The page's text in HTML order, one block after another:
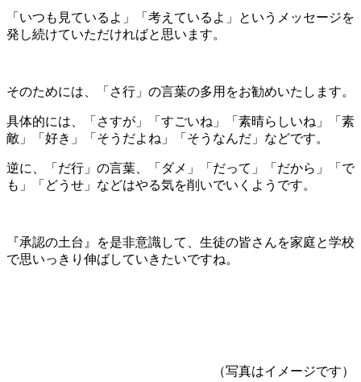
「いつも見ているよ」「考えているよ」というメッセージを
発し続けていただければと思います。
そのためには、「さ行」の言葉の多用をお勧めいたします。
具体的には、「さすが」「すごいね」「素晴らしいね」「素
敵」「好き」「そうだよね」「そうなんだ」などです。
逆に、「だ行」の言葉、「ダメ」「だって」「だから」「で
も」「どうせ」などはやる気を削いでいくようです。
『承認の土台』を是非意識して、生徒の皆さんを家庭と学校
で思いっきり伸ばしていきたいですね。
（写真はイメージです）